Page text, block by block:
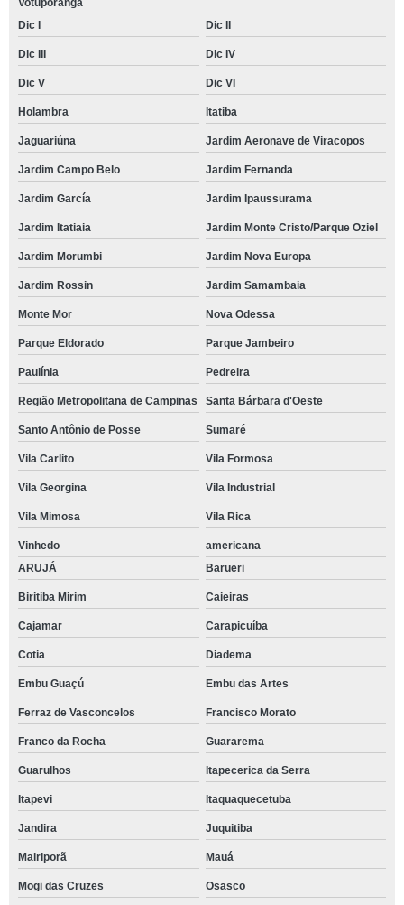
Votuporanga
Dic I
Dic II
Dic III Dic IV
Dic V Dic VI
Holambra Itatiba
Jaguariúna Jardim Aeronave de Viracopos
Jardim Campo Belo Jardim Fernanda
Jardim García Jardim Ipaussurama
Jardim Itatiaia Jardim Monte Cristo/Parque Oziel
Jardim Morumbi Jardim Nova Europa
Jardim Rossin Jardim Samambaia
Monte Mor Nova Odessa
Parque Eldorado Parque Jambeiro
Paulínia Pedreira
Região Metropolitana de Campinas Santa Bárbara d'Oeste
Santo Antônio de Posse Sumaré
Vila Carlito Vila Formosa
Vila Georgina Vila Industrial
Vila Mimosa Vila Rica
Vinhedo
americana
ARUJÁ
Barueri
Biritiba Mirim Caieiras
Cajamar Carapicuíba
Cotia Diadema
Embu Guaçú Embu das Artes
Ferraz de Vasconcelos Francisco Morato
Franco da Rocha Guararema
Guarulhos Itapecerica da Serra
Itapevi Itaquaquecetuba
Jandira Juquitiba
Mairiporã Mauá
Mogi das Cruzes Osasco